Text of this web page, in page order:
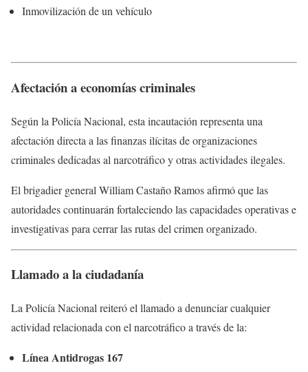
Inmovilización de un vehículo
Afectación a economías criminales
Según la Policía Nacional, esta incautación representa una
afectación directa a las finanzas ilícitas de organizaciones
criminales dedicadas al narcotráfico y otras actividades ilegales.
El brigadier general William Castaño Ramosafirmó que las
autoridades continuarán fortaleciendo las capacidades operativas e
investigativas para cerrar las rutas del crimen organizado.
Llamado a la ciudadanía
La Policía Nacional reiteró el llamado a denunciar cualquier
actividad relacionada con el narcotráfico a través de la:
Línea Antidrogas 167